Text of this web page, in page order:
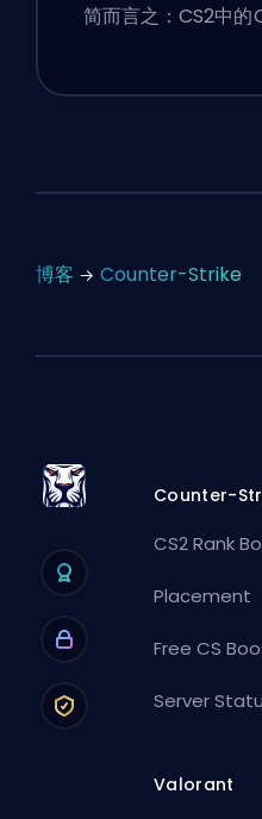
简而言之：CS2中
博客 Counter-Strike
Counter-
CS2 Rank
Placement
Free CS
Server
Valorant